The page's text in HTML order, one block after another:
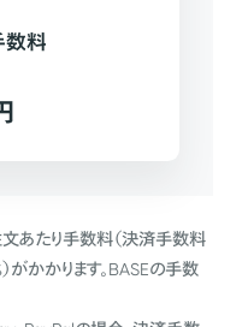
数料
文あたり手数料（決済手数料
かかります。BASEの手数